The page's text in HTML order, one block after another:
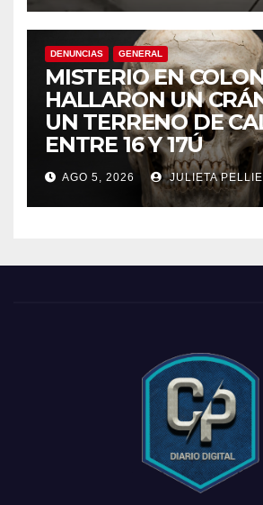
DENUNCIAS GENERAL
MISTERIO EN
HALLARON UN
UN TERRENO DE
ENTRE 16 Y 17Ú
AGO 5, 2026 JULIETA